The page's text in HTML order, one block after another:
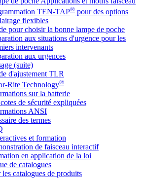
TEN-TAP® pour des options
flexibles
pour choisir la bonne lampe de poche
aux situations d'urgence pour les
intervenants
aux urgences
(suite)
d'ajustement TLR
Rite Technology®
sur la batterie
de sécurité expliquées
ANSI
des termes
et formation
de faisceau interactif
en application de la loi
de catalogues
catalogues de produits